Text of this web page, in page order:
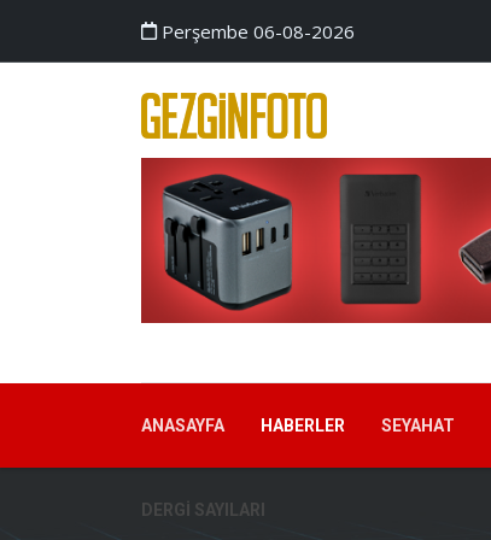
Perşembe 06-08-2026
ANASAYFA HABERLER SEYAHAT
DERGI SAYILARI